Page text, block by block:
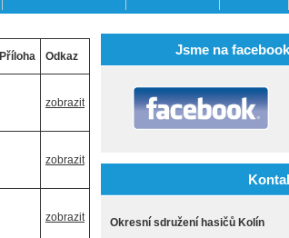
Příloha Odkaz
zobrazit
zobrazit
zobrazit
Jsme na
Okresní sdružení hasičů Kolín